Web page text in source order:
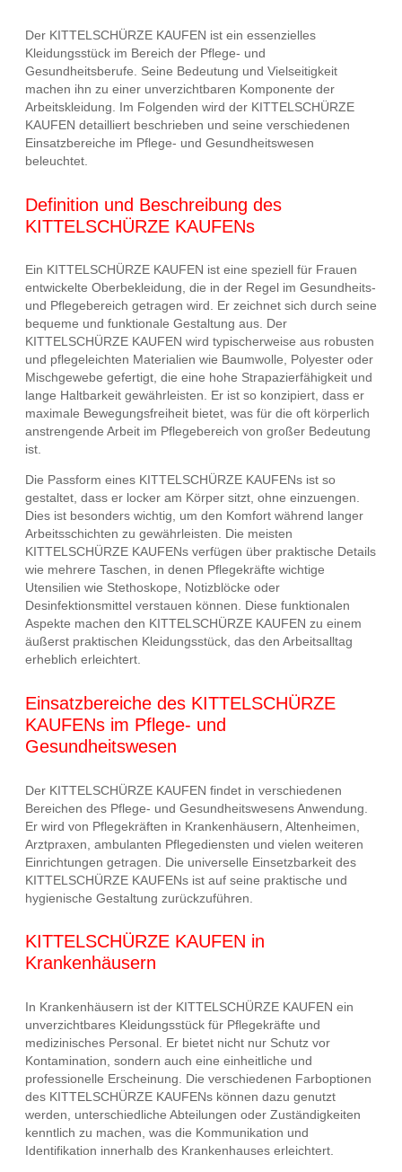
Der KITTELSCHÜRZE KAUFEN ist ein essenzielles
Kleidungsstück im Bereich der Pflege- und
Gesundheitsberufe. Seine Bedeutung und Vielseitigkeit
machen ihn zu einer unverzichtbaren Komponente der
Arbeitskleidung. Im Folgenden wird der KITTELSCHÜRZE
KAUFEN detailliert beschrieben und seine verschiedenen
Einsatzbereiche im Pflege- und Gesundheitswesen
beleuchtet.
Definition und Beschreibung des
KITTELSCHÜRZE KAUFENs
Ein KITTELSCHÜRZE KAUFEN ist eine speziell für Frauen
entwickelte Oberbekleidung, die in der Regel im Gesundheits-
und Pflegebereich getragen wird. Er zeichnet sich durch seine
bequeme und funktionale Gestaltung aus. Der
KITTELSCHÜRZE KAUFEN wird typischerweise aus robusten
und pflegeleichten Materialien wie Baumwolle, Polyester oder
Mischgewebe gefertigt, die eine hohe Strapazierfähigkeit und
lange Haltbarkeit gewährleisten. Er ist so konzipiert, dass er
maximale Bewegungsfreiheit bietet, was für die oft körperlich
anstrengende Arbeit im Pflegebereich von großer Bedeutung
ist.
Die Passform eines KITTELSCHÜRZE KAUFENs ist so
gestaltet, dass er locker am Körper sitzt, ohne einzuengen.
Dies ist besonders wichtig, um den Komfort während langer
Arbeitsschichten zu gewährleisten. Die meisten
KITTELSCHÜRZE KAUFENs verfügen über praktische Details
wie mehrere Taschen, in denen Pflegekräfte wichtige
Utensilien wie Stethoskope, Notizblöcke oder
Desinfektionsmittel verstauen können. Diese funktionalen
Aspekte machen den KITTELSCHÜRZE KAUFEN zu einem
äußerst praktischen Kleidungsstück, das den Arbeitsalltag
erheblich erleichtert.
Einsatzbereiche des KITTELSCHÜRZE
KAUFENs im Pflege- und
Gesundheitswesen
Der KITTELSCHÜRZE KAUFEN findet in verschiedenen
Bereichen des Pflege- und Gesundheitswesens Anwendung.
Er wird von Pflegekräften in Krankenhäusern, Altenheimen,
Arztpraxen, ambulanten Pflegediensten und vielen weiteren
Einrichtungen getragen. Die universelle Einsetzbarkeit des
KITTELSCHÜRZE KAUFENs ist auf seine praktische und
hygienische Gestaltung zurückzuführen.
KITTELSCHÜRZE KAUFEN in
Krankenhäusern
In Krankenhäusern ist der KITTELSCHÜRZE KAUFEN ein
unverzichtbares Kleidungsstück für Pflegekräfte und
medizinisches Personal. Er bietet nicht nur Schutz vor
Kontamination, sondern auch eine einheitliche und
professionelle Erscheinung. Die verschiedenen Farboptionen
des KITTELSCHÜRZE KAUFENs können dazu genutzt
werden, unterschiedliche Abteilungen oder Zuständigkeiten
kenntlich zu machen, was die Kommunikation und
Identifikation innerhalb des Krankenhauses erleichtert.